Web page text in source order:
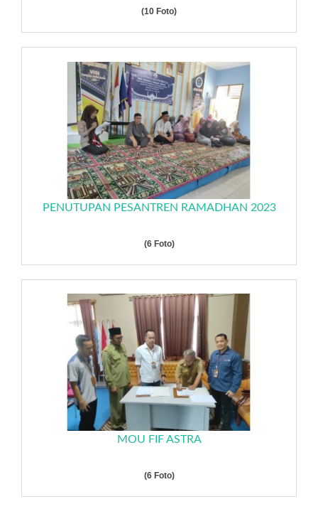
(10 Foto)
PENUTUPAN PESANTREN RAMADHAN 2023
(6 Foto)
MOU FIF ASTRA
(6 Foto)